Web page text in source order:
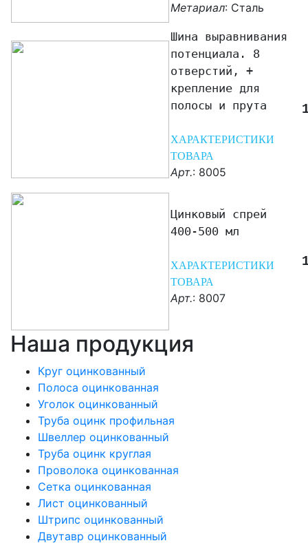
Метариал: Сталь
Шина выравнивания
потенциала. 8
отверстий, +
крепление для
полосы и прута
ХАРАКТЕРИСТИКИ
ТОВАРА
Арт.: 8005
Цинковый спрей
400-500 мл
ХАРАКТЕРИСТИКИ
ТОВАРА
Арт.: 8007
Наша продукция
Круг оцинкованный
Полоса оцинкованная
Уголок оцинкованный
Труба оцинк профильная
Швеллер оцинкованный
Труба оцинк круглая
Проволока оцинкованная
Сетка оцинкованная
Лист оцинкованный
Штрипс оцинкованный
Двутавр оцинкованный